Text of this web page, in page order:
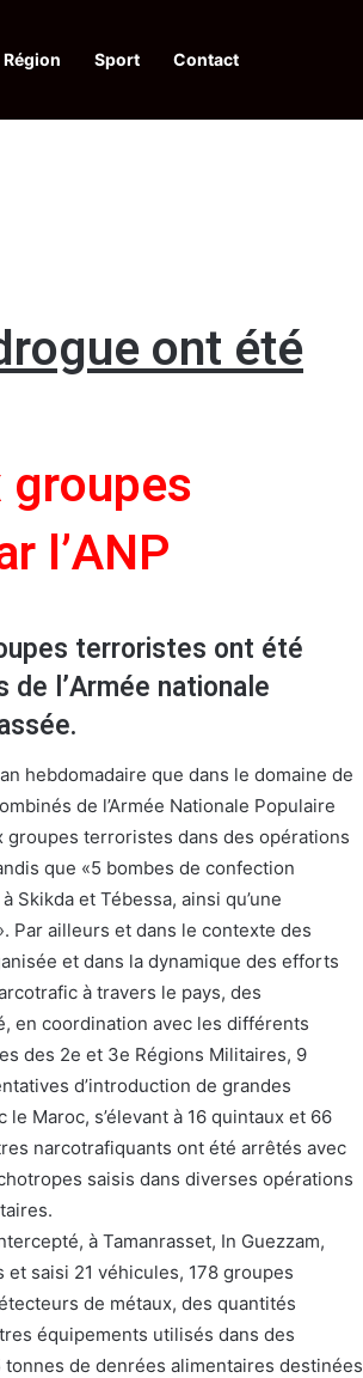
Région Sport Contact
ont été
l’ANP
terroristes ont été
l’Armée nationale
hebdomadaire que dans le domaine de
de l’Armée Nationale Populaire
terroristes dans des opérations
que «5 bombes de confection
et Tébessa, ainsi qu’une
Par ailleurs et dans le contexte des
et dans la dynamique des efforts
à travers le pays, des
en coordination avec les différents
des 2e et 3e Régions Militaires, 9
d’introduction de grandes
Maroc, s’élevant à 16 quintaux et 66
narcotrafiquants ont été arrêtés avec
saisis dans diverses opérations
à Tamanrasset, In Guezzam,
saisi 21 véhicules, 178 groupes
de métaux, des quantités
équipements utilisés dans des
de denrées alimentaires destinées